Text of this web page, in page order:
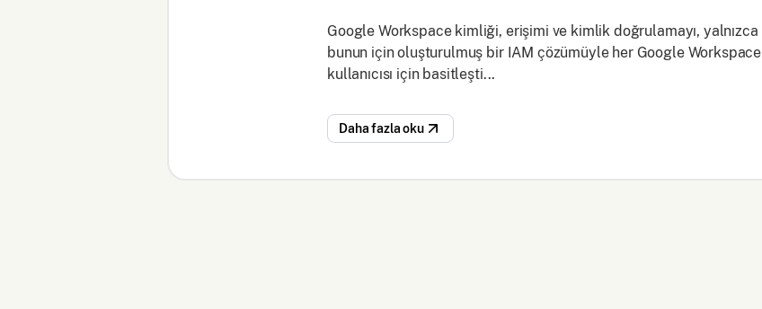
Google Workspace kimliği, erişimi ve kimlik doğrulamayı, yalnızca
bunun için oluşturulmuş bir IAM çözümüyle her Google Workspace
kullanıcısı için basitleşti...
Daha fazla oku